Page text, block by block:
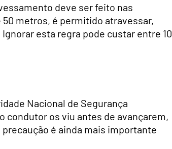
deve ser feito nas
metros, é permitido atravessar,
esta regra pode custar entre 10
Nacional de Segurança
condutor os viu antes de avançarem,
é ainda mais importante